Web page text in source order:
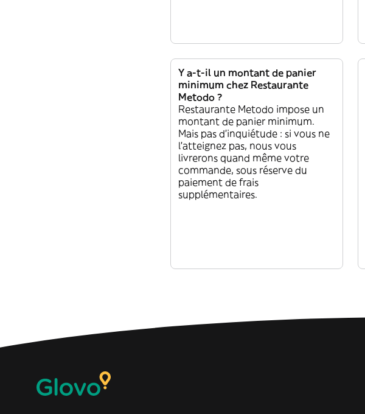
Y a-t-il un montant de panier
minimum chez Restaurante
Metodo ?
Restaurante Metodo impose un
montant de panier minimum.
Mais pas d'inquiétude : si vous ne
l'atteignez pas, nous vous
livrerons quand même votre
commande, sous réserve du
paiement de frais
supplémentaires.